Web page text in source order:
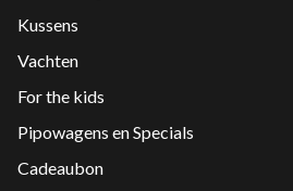
Kussens
Vachten
For the kids
Pipowagens en Specials
Cadeaubon